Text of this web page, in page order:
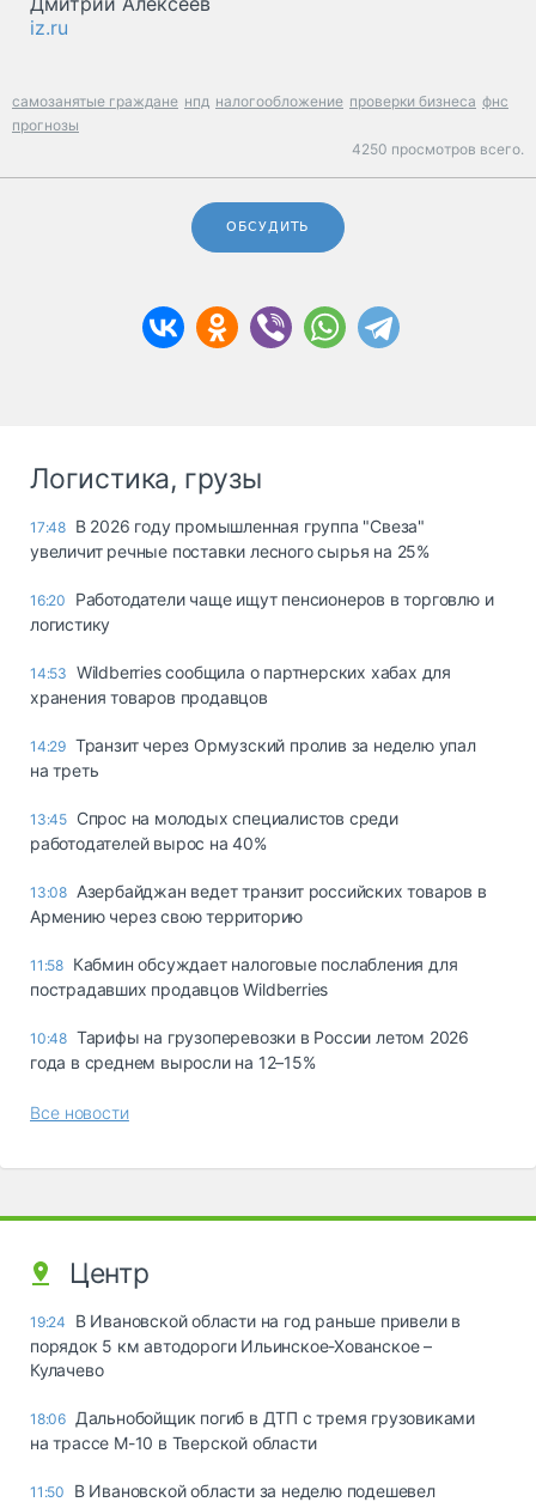
iz.ru
самозанятые граждане нпд налогообложение проверки бизнеса фнс
прогнозы
4250 просмотров всего.
ОБСУДИТЬ
Логистика, грузы
17:48 В 2026 году промышленная группа "Свеза"
увеличит речные поставки лесного сырья на 25%
16:20
Работодатели чаще ищут пенсионеров в торговлю и
логистику
14:53 Wildberries сообщила о партнерских хабах для
хранения товаров продавцов
14:29 Транзит через Ормузский пролив за неделю упал
на треть
13:45 Спрос на молодых специалистов среди
работодателей вырос на 40%
13:08 Азербайджан ведет транзит российских товаров в
Армению через свою территорию
11:58 Кабмин обсуждает налоговые послабления для
пострадавших продавцов Wildberries
10:48 Тарифы на грузоперевозки в России летом 2026
года в среднем выросли на 12–15%
Все новости
Центр
19:24
В Ивановской области на год раньше привели в
порядок 5 км автодороги Ильинское-Хованское –
Кулачево
18:06 Дальнобойщик погиб в ДТП с тремя грузовиками
на трассе М-10 в Тверской области
11:50
В Ивановской области за неделю подешевел